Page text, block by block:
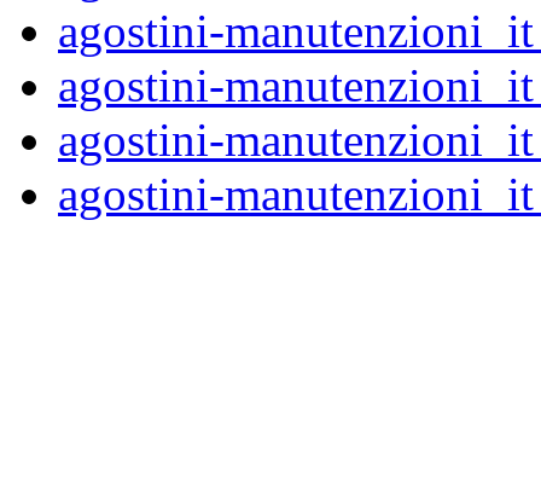
agostini-
agostini-
agostini-
agostini-